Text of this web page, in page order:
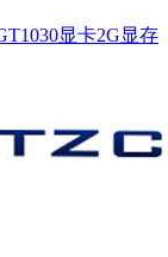
显卡2G显存